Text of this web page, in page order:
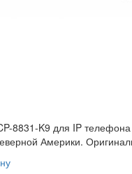
8831-K9 для IP
Америки.